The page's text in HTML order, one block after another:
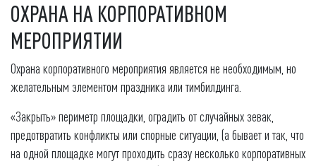
ОХРАНА НА КОРПОРАТИВНОМ
МЕРОПРИЯТИИ
Охрана корпоративного мероприятия является не необходимым, но
желательным элементом праздника или тимбилдинга.
«Закрыть» периметр площадки, оградить от случайных зевак,
предотвратить конфликты или спорные ситуации, (а бывает и так, что
на одной площадке могут проходить сразу несколько корпоративных